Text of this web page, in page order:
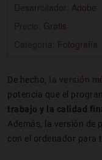
Adobe
Gratis
Fotografía
De hecho, la versión
potencia que el
trabajo y la calidad
Además, la versión de
con el ordenador para